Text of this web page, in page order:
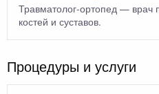
Травматолог-ортопед — врач
костей и суставов.
Процедуры и услуги